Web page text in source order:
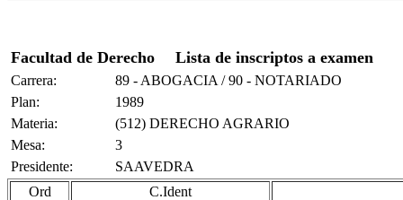
Facultad de Derecho Lista de inscriptos a examen
Carrera:
89 - ABOGACIA / 90 - NOTARIADO
Plan:
1989
Materia:
(512) DERECHO AGRARIO
Mesa:
3
Presidente:
SAAVEDRA
Ord
C.Ident